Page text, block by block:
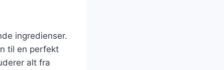
ingredienser.
til en perfekt
alt fra